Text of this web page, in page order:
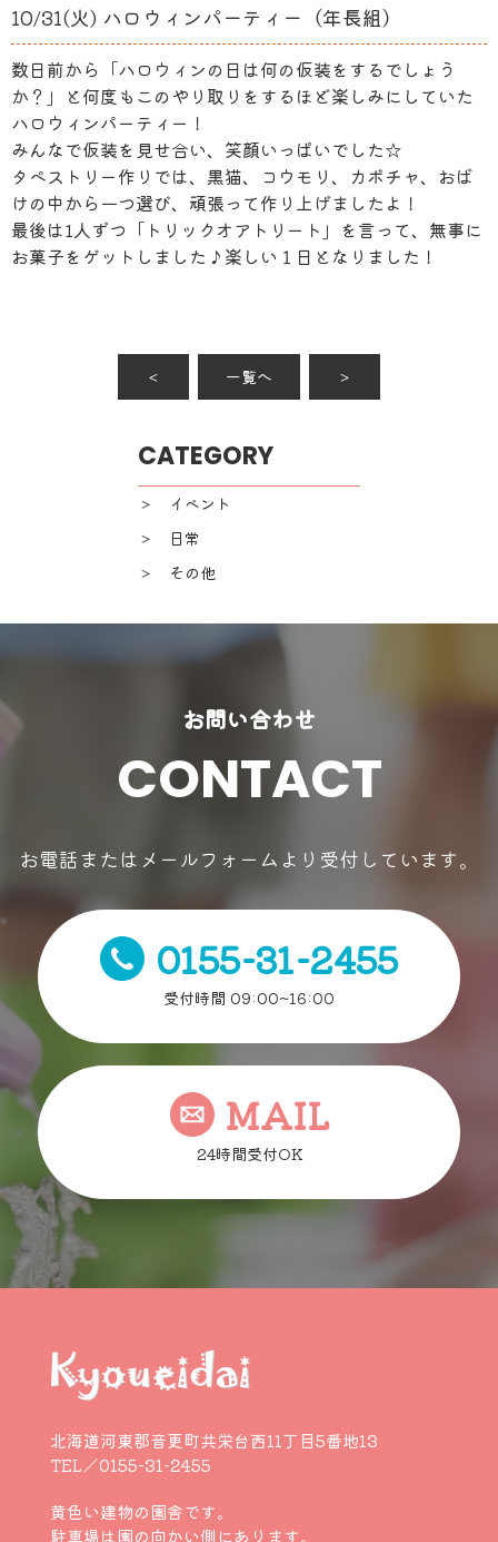
10/31(火) ハロウィンパーティー（年長組）
数日前から「ハロウィンの日は何の仮装をするでしょう
か？」と何度もこのやり取りをするほど楽しみにしていた
ハロウィンパーティー！
みんなで仮装を見せ合い、笑顔いっぱいでした☆
タペストリー作りでは、黒猫、コウモリ、カボチャ、おば
けの中から一つ選び、頑張って作り上げましたよ！
最後は1人ずつ「トリックオアトリート」を言って、無事に
お菓子をゲットしました♪楽しい１日となりました！
＜ 一覧へ ＞
CATEGORY
＞ イベント
＞ 日常
＞ その他
お問い合わせ
CONTACT
お電話またはメールフォームより受付しています。
0155-31-2455
受付時間 09:00~16:00
MAIL
24時間受付OK
北海道河東郡音更町共栄台西11丁目5番地13
TEL／0155-31-2455
黄色い建物の園舎です。
駐車場は園の向かい側にあります。